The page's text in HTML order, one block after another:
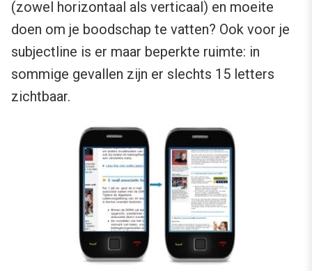
(zowel horizontaal als verticaal) en moeite
doen om je boodschap te vatten? Ook voor je
subjectline is er maar beperkte ruimte: in
sommige gevallen zijn er slechts 15 letters
zichtbaar.